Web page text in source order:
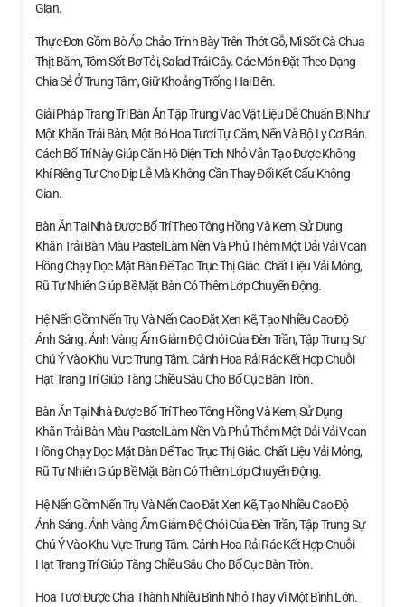
Gian.
Thực Đơn Gồm Bò Áp Chảo Trình Bày Trên Thớt Gỗ, Mì Sốt Cà Chua
Thịt Băm, Tôm Sốt Bơ Tỏi, Salad Trái Cây. Các Món Đặt Theo Dạng
Chia Sẻ Ở Trung Tâm, Giữ Khoảng Trống Hai Bên.
Giải Pháp Trang Trí Bàn Ăn Tập Trung Vào Vật Liệu Dễ Chuẩn Bị Như
Một Khăn Trải Bàn, Một Bó Hoa Tươi Tự Cắm, Nến Và Bộ Ly Cơ Bản.
Cách Bố Trí Này Giúp Căn Hộ Diện Tích Nhỏ Vẫn Tạo Được Không
Khí Riêng Tư Cho Dịp Lễ Mà Không Cần Thay Đổi Kết Cấu Không
Gian.
Bàn Ăn Tại Nhà Được Bố Trí Theo Tông Hồng Và Kem, Sử Dụng
Khăn Trải Bàn Màu Pastel Làm Nền Và Phủ Thêm Một Dải Vải Voan
Hồng Chạy Dọc Mặt Bàn Để Tạo Trục Thị Giác. Chất Liệu Vải Mỏng,
Rũ Tự Nhiên Giúp Bề Mặt Bàn Có Thêm Lớp Chuyển Động.
Hệ Nến Gồm Nến Trụ Và Nến Cao Đặt Xen Kẽ, Tạo Nhiều Cao Độ
Ánh Sáng. Ánh Vàng Ấm Giảm Độ Chói Của Đèn Trần, Tập Trung Sự
Chú Ý Vào Khu Vực Trung Tâm. Cánh Hoa Rải Rác Kết Hợp Chuỗi
Hạt Trang Trí Giúp Tăng Chiều Sâu Cho Bố Cục Bàn Tròn.
Bàn Ăn Tại Nhà Được Bố Trí Theo Tông Hồng Và Kem, Sử Dụng
Khăn Trải Bàn Màu Pastel Làm Nền Và Phủ Thêm Một Dải Vải Voan
Hồng Chạy Dọc Mặt Bàn Để Tạo Trục Thị Giác. Chất Liệu Vải Mỏng,
Rũ Tự Nhiên Giúp Bề Mặt Bàn Có Thêm Lớp Chuyển Động.
Hệ Nến Gồm Nến Trụ Và Nến Cao Đặt Xen Kẽ, Tạo Nhiều Cao Độ
Ánh Sáng. Ánh Vàng Ấm Giảm Độ Chói Của Đèn Trần, Tập Trung Sự
Chú Ý Vào Khu Vực Trung Tâm. Cánh Hoa Rải Rác Kết Hợp Chuỗi
Hạt Trang Trí Giúp Tăng Chiều Sâu Cho Bố Cục Bàn Tròn.
Hoa Tươi Được Chia Thành Nhiều Bình Nhỏ Thay Vì Một Bình Lớn.